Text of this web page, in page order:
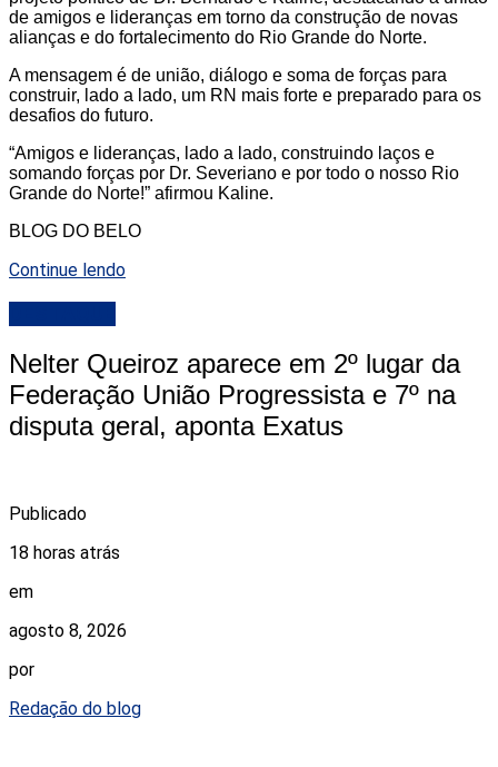
de amigos e lideranças em torno da construção de novas
alianças e do fortalecimento do Rio Grande do Norte.
A mensagem é de união, diálogo e soma de forças para
construir, lado a lado, um RN mais forte e preparado para os
desafios do futuro.
“Amigos e lideranças, lado a lado, construindo laços e
somando forças por Dr. Severiano e por todo o nosso Rio
Grande do Norte!” afirmou Kaline.
BLOG DO BELO
Continue lendo
Nelter Queiroz aparece em 2º lugar da
Federação União Progressista e 7º na
disputa geral, aponta Exatus
Publicado
18 horas atrás
em
agosto 8, 2026
por
Redação do blog